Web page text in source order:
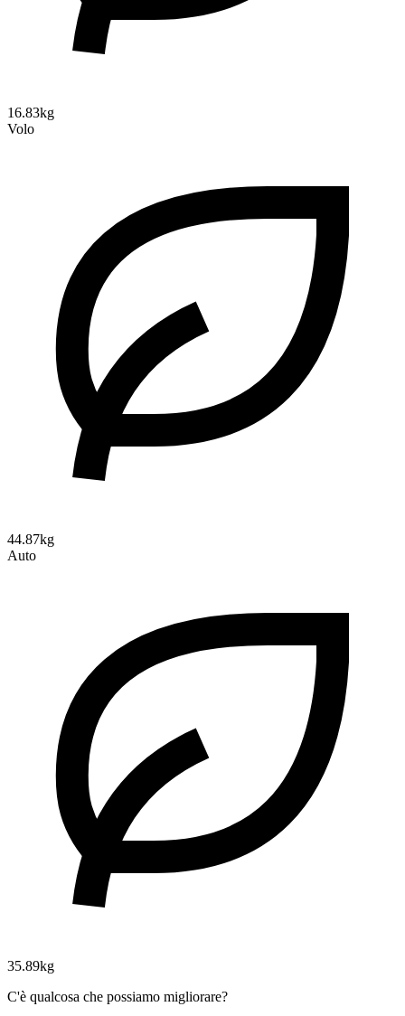
16.83kg
Volo
44.87kg
Auto
35.89kg
C'è qualcosa che possiamo migliorare?